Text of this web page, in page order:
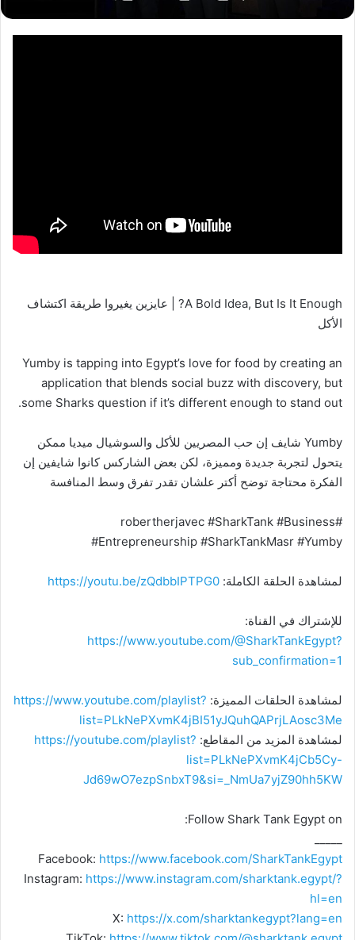
A Bold Idea, But Is It Enough? | عايزين يغيروا طريقة اكتشاف
الأكل
Yumby is tapping into Egypt’s love for food by creating an
application that blends social buzz with discovery, but
some Sharks question if it’s different enough to stand out.
Yumby شايف إن حب المصريين للأكل والسوشيال ميديا ممكن
يتحول لتجربة جديدة ومميزة، لكن بعض الشاركس كانوا شايفين إن
الفكرة محتاجة توضح أكتر علشان تقدر تفرق وسط المنافسة
#robertherjavec #SharkTank #Business
#Entrepreneurship #SharkTankMasr #Yumby
لمشاهدة الحلقة الكاملة: https://youtu.be/zQdbbIPTPG0
للإشتراك في القناة:
https://www.youtube.com/@SharkTankEgypt?
sub_confirmation=1
لمشاهدة الحلقات المميزة: https://www.youtube.com/playlist?
list=PLkNePXvmK4jBI51yJQuhQAPrjLAosc3Me
لمشاهدة المزيد من المقاطع: https://youtube.com/playlist?
list=PLkNePXvmK4jCb5Cy-
Jd69wO7ezpSnbxT9&si=_NmUa7yjZ90hh5KW
Follow Shark Tank Egypt on:
Facebook: https://www.facebook.com/SharkTankEgypt
Instagram: https://www.instagram.com/sharktank.egypt/?
hl=en
X: https://x.com/sharktankegypt?lang=en